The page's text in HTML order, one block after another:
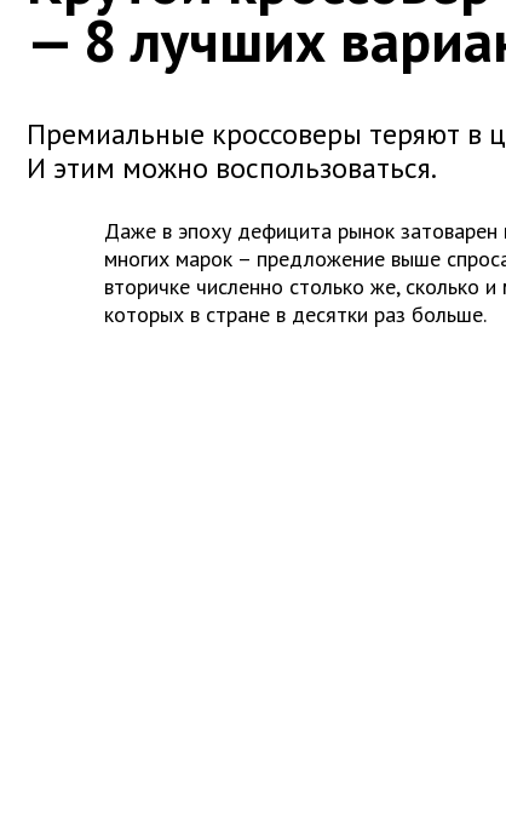
— 8 лучших
Премиальные кроссоверы теряют в
И этим можно воспользоваться.
Даже в эпоху дефицита рынок
многих марок – предложение выше
вторичке численно столько же, сколько
которых в стране в десятки раз больше.